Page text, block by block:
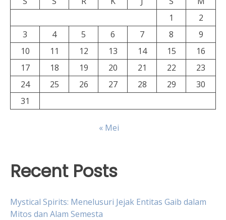
1
2
3
4 5 6 7 8
9
10
11 12 13 14 15
16
17
18 19 20 21 22
23
24
25 26 27 28 29
30
31
« Mei
Recent Posts
Mystical Spirits: Menelusuri Jejak Entitas Gaib dalam
Mitos dan Alam Semesta